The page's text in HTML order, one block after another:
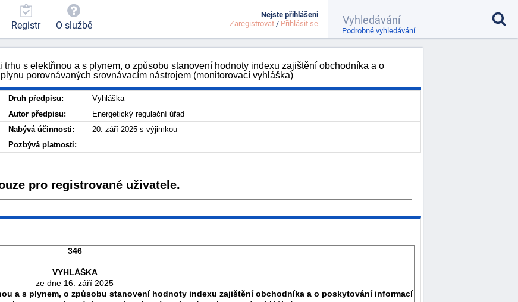
s elektřinou a s plynem, o způsobu stanovení hodnoty indexu zajištění obchodníka a o
porovnávaných srovnávacím nástrojem (monitorovací vyhláška)
Druh předpisu:
Vyhláška
Autor předpisu:
Energetický regulační úřad
Nabývá účinnosti:
20. září 2025 s výjimkou
Pozbývá platnosti:
pro registrované uživatele.
346
VYHLÁŠKA
ze dne 16. září 2025
a s plynem, o způsobu stanovení hodnoty indexu zajištění obchodníka a o poskytování informací
Registr O službě
Nejste přihlášeni
Zaregistrovat / Přihlásit se
Podrobné vyhledávání